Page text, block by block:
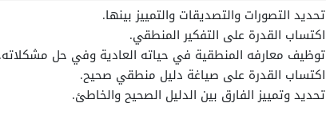
تحديد التصورات والتصديقات والتمييز بينها.
اكتساب القدرة على التفكير المنطقي.
توظيف معارفه المنطقية في حياته العادية وفي حل مشكلاته.
اكتساب القدرة على صياغة دليل منطقي صحيح.
تحديد وتمييز الفارق بين الدليل الصحيح والخاطئ.